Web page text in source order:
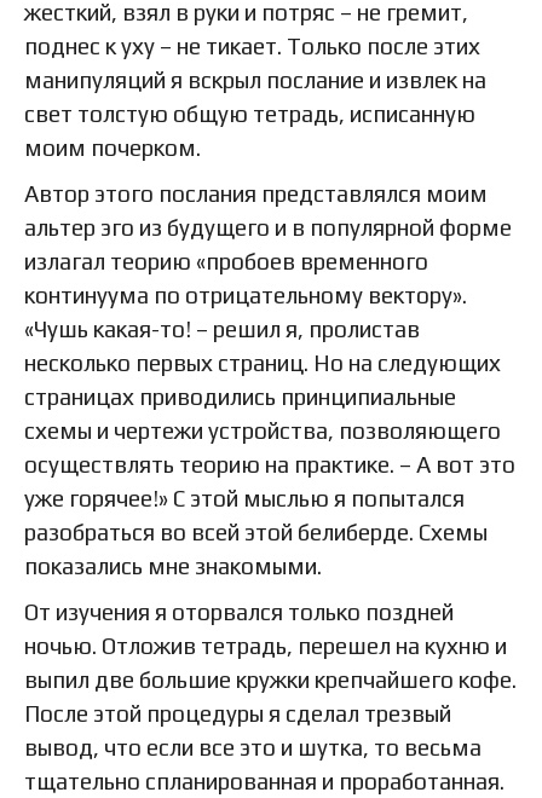
жесткий, взял в руки и потряс – не гремит,
поднес к уху – не тикает. Только после этих
манипуляций я вскрыл послание и извлек на
свет толстую общую тетрадь, исписанную
моим почерком.
Автор этого послания представлялся моим
альтер эго из будущего и в популярной форме
излагал теорию «пробоев временного
континуума по отрицательному вектору».
«Чушь какая-то! – решил я, пролистав
несколько первых страниц. Но на следующих
страницах приводились принципиальные
схемы и чертежи устройства, позволяющего
осуществлять теорию на практике. – А вот это
уже горячее!» С этой мыслью я попытался
разобраться во всей этой белиберде. Схемы
показались мне знакомыми.
От изучения я оторвался только поздней
ночью. Отложив тетрадь, перешел на кухню и
выпил две большие кружки крепчайшего кофе.
После этой процедуры я сделал трезвый
вывод, что если все это и шутка, то весьма
тщательно спланированная и проработанная.